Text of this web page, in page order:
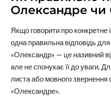
Олександре чи
Якщо говорити про конкретне
одна правильна відповідь
«Олександр» — це називний
але не спонукає її до уваги.
листа або мовного
«Олександре».